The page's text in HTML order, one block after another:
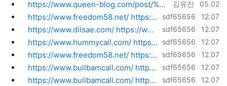
등록자
김유진 등록일
05.02
https://www.queen-blog.com/post/%EC%B2%AD%EC%96%91%EC%B6%9C%EC%9E%A5%EC%95%88%EB…
등록자
sdf65656 등록일
12.07
https://www.freedom58.net/ https://www.freedom58.net/about https://www.freedom…
등록자
sdf65656 등록일
12.07
https://www.dilsae.com/ https://www.dilsae.com/dalseong https://www.dilsae.com…
등록자
sdf65656 등록일
12.07
https://www.hummycall.com/ https://www.hummycall.com/2 https://www.hummycall.c…
등록자
sdf65656 등록일
12.07
https://www.freedom58.net/ https://www.freedom58.net/about https://www.freedom…
등록자
sdf65656 등록일
12.07
https://www.bullbamcall.com/ https://www.bullbamcall.com/1 https://www.bullbam…
등록자
sdf65656 등록일
12.07
https://www.bullbamcall.com/ https://www.bullbamcall.com/1 https://www.bullbam…